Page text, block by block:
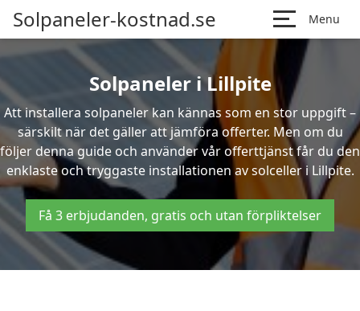
Solpaneler-kostnad.se Menu
Solpaneler i Lillpite
Att installera solpaneler kan kännas som en stor uppgift –
särskilt när det gäller att jämföra offerter. Men om du
följer denna guide och använder vår offerttjänst får du den
enklaste och tryggaste installationen av solceller i Lillpite.
Få 3 erbjudanden, gratis och utan förpliktelser